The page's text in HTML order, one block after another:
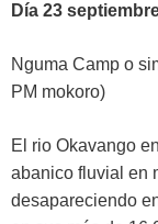
Día 23
Nguma Camp o
PM mokoro)
El rio Okavango
abanico fluvial en
desapareciendo